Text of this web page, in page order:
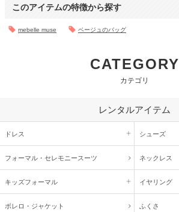
このアイテムの特徴から探す
mebelle muse ベージュのバッグ
CATEGORY
カテゴリ
レンタルアイテム
ドレス シューズ
フォーマル・ セレモニースーツ ネックレス
キッズフォーマル イヤリング
ボレロ・ジャケット ふくさ